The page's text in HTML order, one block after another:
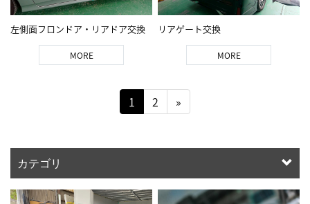
左側面フロンドア・リアドア交換
MORE
リアゲート交換
MORE
1 2 »
カテゴリ